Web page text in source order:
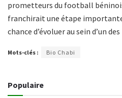
prometteurs du football
franchirait une étape
chance d’évoluer au sein d’un
Mots-clés : Bio Chabi
Populaire